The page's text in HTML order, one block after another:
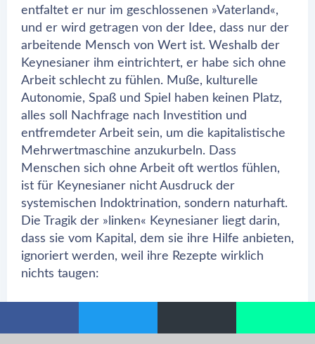
entfaltet er nur im geschlossenen »Vaterland«,
und er wird getragen von der Idee, dass nur der
arbeitende Mensch von Wert ist. Weshalb der
Keynesianer ihm eintrichtert, er habe sich ohne
Arbeit schlecht zu fühlen. Muße, kulturelle
Autonomie, Spaß und Spiel haben keinen Platz,
alles soll Nachfrage nach Investition und
entfremdeter Arbeit sein, um die kapitalistische
Mehrwertmaschine anzukurbeln. Dass
Menschen sich ohne Arbeit oft wertlos fühlen,
ist für Keynesianer nicht Ausdruck der
systemischen Indoktrination, sondern naturhaft.
Die Tragik der »linken« Keynesianer liegt darin,
dass sie vom Kapital, dem sie ihre Hilfe anbieten,
ignoriert werden, weil ihre Rezepte wirklich
nichts taugen:
Staaten schwimmende Städte